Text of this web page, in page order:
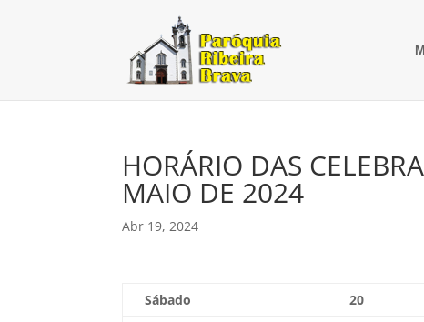
HORÁRIO DAS
MAIO DE 2024
Abr 19, 2024
Sábado 20